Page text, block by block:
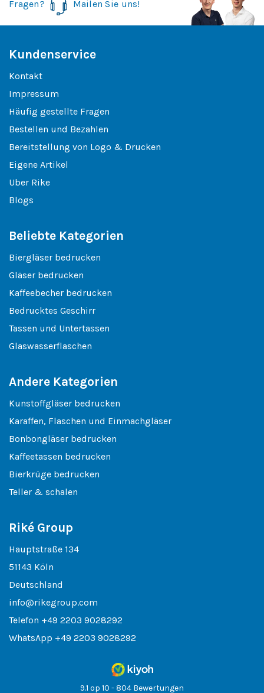
Fragen? Mailen Sie uns!
Kundenservice
Kontakt
Impressum
Häufig gestellte Fragen
Bestellen und Bezahlen
Bereitstellung von Logo & Drucken
Eigene Artikel
Uber Rike
Blogs
Beliebte Kategorien
Biergläser bedrucken
Gläser bedrucken
Kaffeebecher bedrucken
Bedrucktes Geschirr
Tassen und Untertassen
Glaswasserflaschen
Andere Kategorien
Kunstoffgläser bedrucken
Karaffen, Flaschen und Einmachgläser
Bonbongläser bedrucken
Kaffeetassen bedrucken
Bierkrüge bedrucken
Teller & schalen
Riké Group
Hauptstraße 134
51143 Köln
Deutschland
info@rikegroup.com
Telefon +49 2203 9028292
WhatsApp +49 2203 9028292
9.1 op 10 - 804 Bewertungen